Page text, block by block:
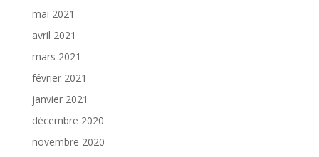
mai 2021
avril 2021
mars 2021
février 2021
janvier 2021
décembre 2020
novembre 2020